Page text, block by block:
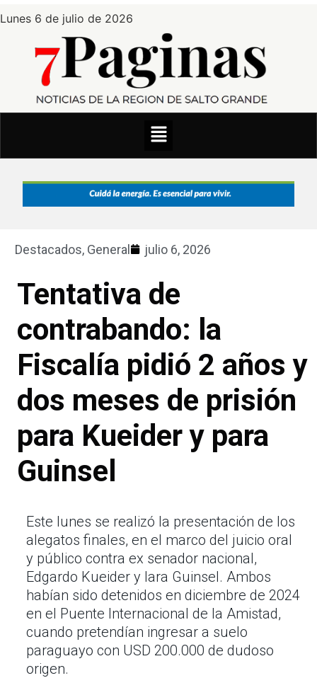
Lunes 6 de julio de 2026
Destacados, General julio 6, 2026
Tentativa de
contrabando: la
Fiscalía pidió 2 años y
dos meses de prisión
para Kueider y para
Guinsel
Este lunes se realizó la presentación de los
alegatos finales, en el marco del juicio oral
y público contra ex senador nacional,
Edgardo Kueider y Iara Guinsel. Ambos
habían sido detenidos en diciembre de 2024
en el Puente Internacional de la Amistad,
cuando pretendían ingresar a suelo
paraguayo con USD 200.000 de dudoso
origen.